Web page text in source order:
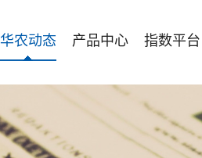
华农动态 产品中心 指数平台